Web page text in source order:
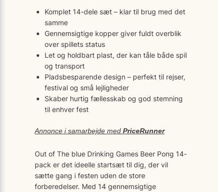
Komplet 14-dele sæt – klar til brug med det
samme
Gennemsigtige kopper giver fuldt overblik
over spillets status
Let og holdbart plast, der kan tåle både spil
og transport
Pladsbesparende design – perfekt til rejser,
festival og små lejligheder
Skaber hurtig fællesskab og god stemning
til enhver fest
Annonce i samarbejde med PriceRunner
Out of The blue Drinking Games Beer Pong 14-
pack er det ideelle startsæt til dig, der vil
sætte gang i festen uden de store
forberedelser. Med 14 gennemsigtige